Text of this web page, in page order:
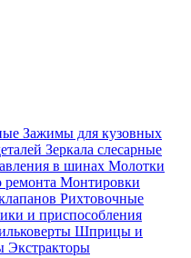
Зажимы для кузовных
Зеркала слесарные
в шинах Молотки
ремонта Монтировки
Рихтовочные
и приспособления
Шприцы и
Экстракторы